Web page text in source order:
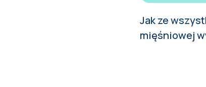
Jak ze
mięśniowej